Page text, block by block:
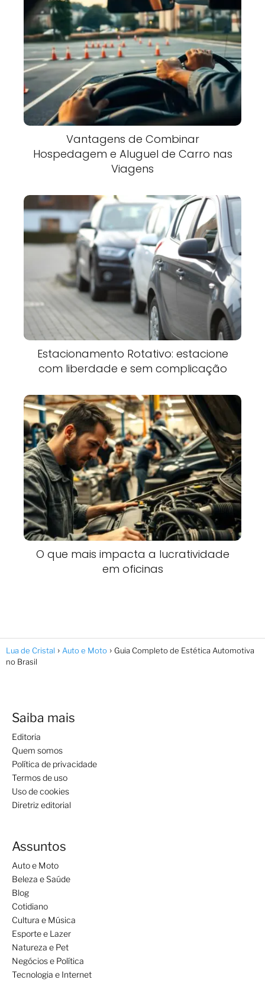
Vantagens de Combinar
Hospedagem e Aluguel de Carro nas
Viagens
Estacionamento Rotativo: estacione
com liberdade e sem complicação
O que mais impacta a lucratividade
em oficinas
Lua de Cristal Auto e Moto
Guia Completo de Estética Automotiva
no Brasil
Saiba mais
Editoria
Quem somos
Política de privacidade
Termos de uso
Uso de cookies
Diretriz editorial
Assuntos
Auto e Moto
Beleza e Saúde
Blog
Cotidiano
Cultura e Música
Esporte e Lazer
Natureza e Pet
Negócios e Política
Tecnologia e Internet